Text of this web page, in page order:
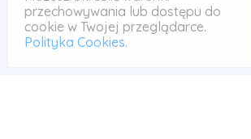
przechowywania lub dostępu do
cookie w Twojej przeglądarce.
Polityka Cookies.